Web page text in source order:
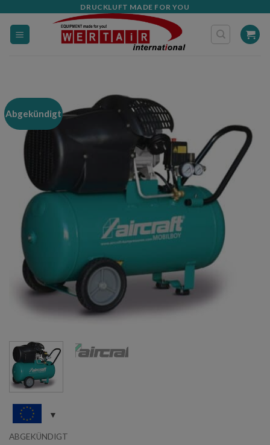
Inhalt
springen
DRUCKLUFT MADE FOR YOU
Abgekündigt
ABGEKÜNDIGT